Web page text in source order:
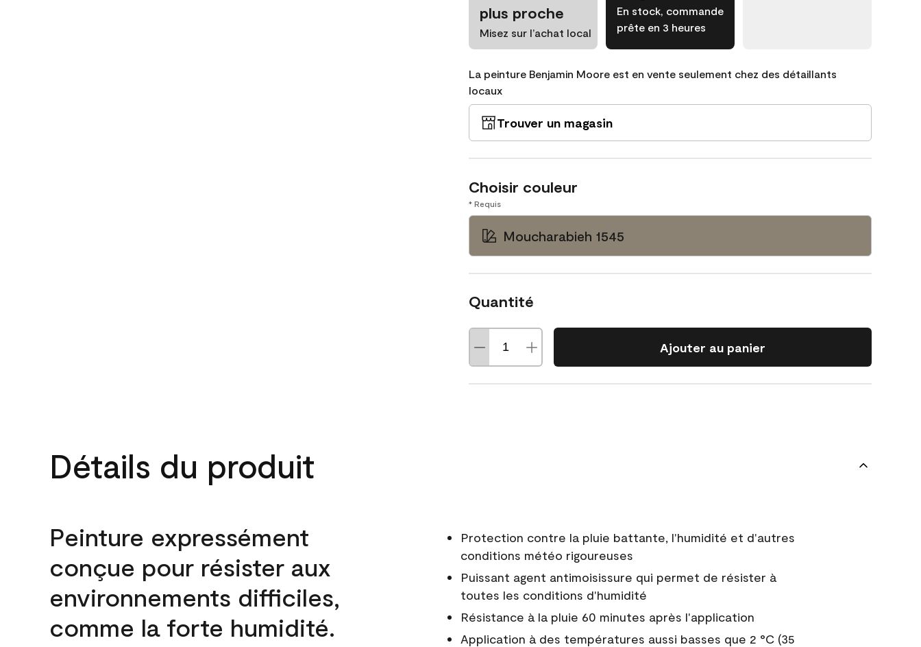
plus proche
Misez sur l’achat local
En stock, commande
prête en 3 heures
La peinture Benjamin Moore est en vente seulement chez des détaillants
locaux
Trouver un magasin
Choisir couleur
* Requis
Moucharabieh 1545
Quantité
Ajouter au panier
Détails du produit
Peinture expressément
conçue pour résister aux
environnements difficiles,
comme la forte humidité.
Protection contre la pluie battante, l'humidité et d'autres
conditions météo rigoureuses
Puissant agent antimoisissure qui permet de résister à
toutes les conditions d'humidité
Résistance à la pluie 60 minutes après l'application
Application à des températures aussi basses que 2 °C (35